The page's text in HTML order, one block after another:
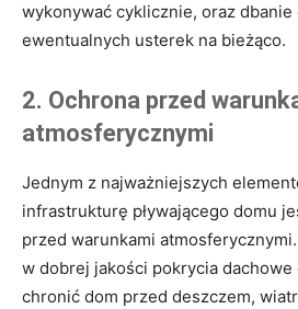
wykonywać cyklicznie, oraz dbanie
ewentualnych usterek na bieżąco.
2. Ochrona przed
atmosferycznymi
Jednym z ​najważniejszych
infrastrukturę ​pływającego domu⁣
przed⁣ warunkami
w dobrej⁣ jakości ⁤pokrycia
chronić dom przed deszczem,